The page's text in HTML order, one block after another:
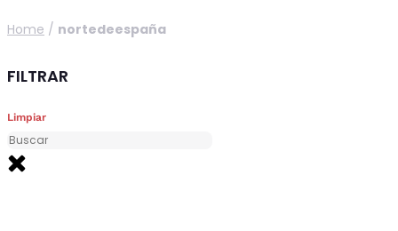
Home / nortedeespaña
FILTRAR
Limpiar